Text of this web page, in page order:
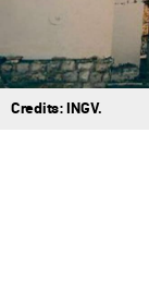
Credits: INGV.